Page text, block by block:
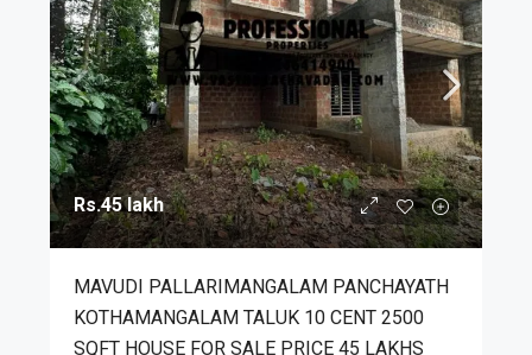
Rs.45 lakh
MAVUDI PALLARIMANGALAM PANCHAYATH
KOTHAMANGALAM TALUK 10 CENT 2500
SQFT HOUSE FOR SALE PRICE 45 LAKHS